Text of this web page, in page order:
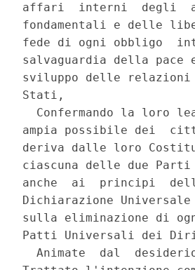
affari  interni
fondamentali e delle
fede di ogni obbligo
salvaguardia della
sviluppo delle
Stati,
Confermando la loro
ampia possibile dei
deriva dalle loro
ciascuna delle due
anche  ai  principi
Dichiarazione
sulla eliminazione di
Patti Universali dei
Animate  dal